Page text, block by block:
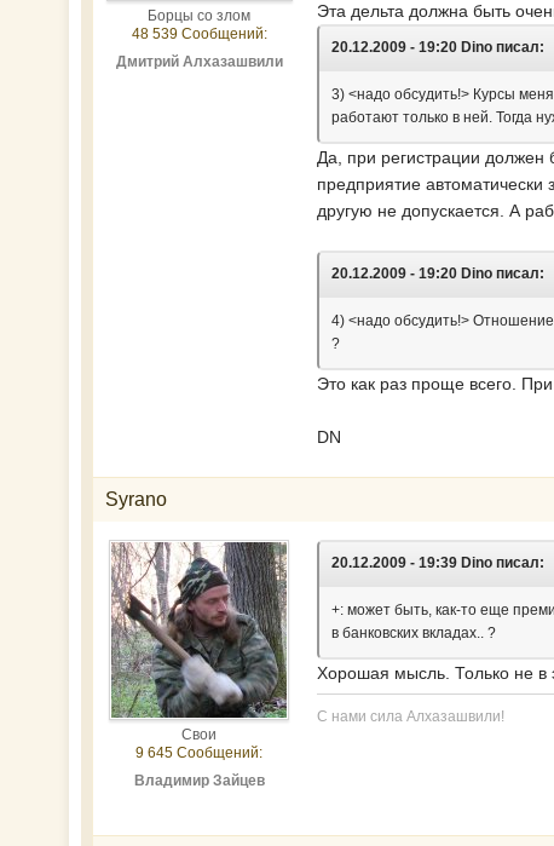
Борцы со злом
48 539 Сообщений:
Дмитрий Алхазашвили
Эта дельта должна быть
20.12.2009 - 19:20 Dino писал:
3) <надо обсудить!> Курсы
работают только в ней. Тогда
Да, при регистрации должен
предприятие
другую не допускается. А
20.12.2009 - 19:20 Dino писал:
4) <надо обсудить!>
?
Это как раз проще всего.
DN
Syrano
Свои
9 645 Сообщений:
Владимир Зайцев
20.12.2009 - 19:39 Dino писал:
+: может быть, как-то еще
в банковских вкладах.. ?
Хорошая мысль. Только не в
С нами сила Алхазашвили!